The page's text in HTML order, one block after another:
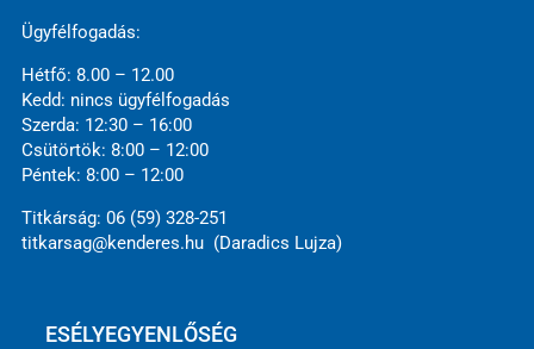
Ügyfélfogadás:
Hétfő: 8.00 – 12.00
Kedd: nincs ügyfélfogadás
Szerda: 12:30 – 16:00
Csütörtök: 8:00 – 12:00
Péntek: 8:00 – 12:00
Titkárság: 06 (59) 328-251
titkarsag@kenderes.hu (Daradics Lujza)
ESÉLYEGYENLŐSÉG